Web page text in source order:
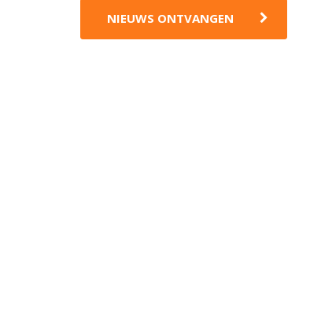
NIEUWS ONTVANGEN